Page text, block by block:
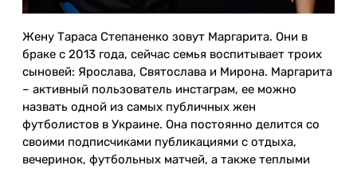
Жену Тараса Степаненко зовут Маргарита. Они в
браке с 2013 года, сейчас семья воспитывает троих
сыновей: Ярослава, Святослава и Мирона. Маргарита
– активный пользователь инстаграм, ее можно
назвать одной из самых публичных жен
футболистов в Украине. Она постоянно делится со
своими подписчиками публикациями с отдыха,
вечеринок, футбольных матчей, а также теплыми